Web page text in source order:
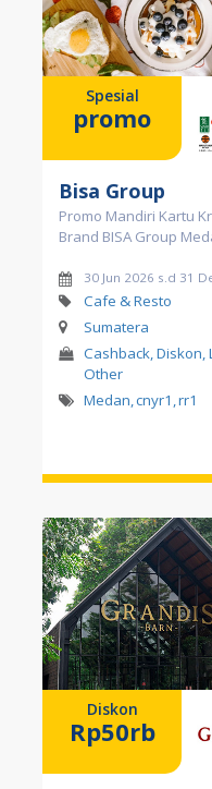
Spesial
promo
Bisa Group
Promo Mandiri Kartu
Brand BISA Group
30 Jun 2026 s.d 31
Cafe & Resto
Sumatera
Cashback, Diskon,
Other
Medan,cnyr1 ,rr1
Diskon
Rp50rb